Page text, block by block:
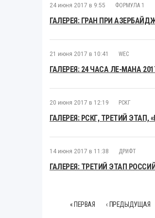
24 июня 2017 в 9:55 ФОРМУЛА 1
ГАЛЕРЕЯ: ГРАН ПРИ
21 июня 2017 в 10:41 WEC
ГАЛЕРЕЯ: 24 ЧАСА ЛЕ-МАНА
20 июня 2017 в 12:19 РСКГ
ГАЛЕРЕЯ: РСКГ, ТРЕТИЙ
14 июня 2017 в 11:38 ДРИФТ
ГАЛЕРЕЯ: ТРЕТИЙ ЭТАП
« ПЕРВАЯ ‹ ПРЕДЫДУЩАЯ